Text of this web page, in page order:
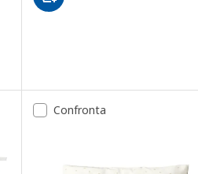
fuori da 5 stelle. Totale
Confronta